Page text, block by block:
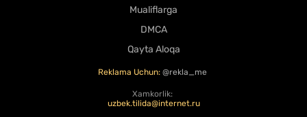
Mualiflarga
DMCA
Qayta Aloqa
Reklama Uchun: @rekla_me
Xamkorlik:
uzbek.tilida@internet.ru